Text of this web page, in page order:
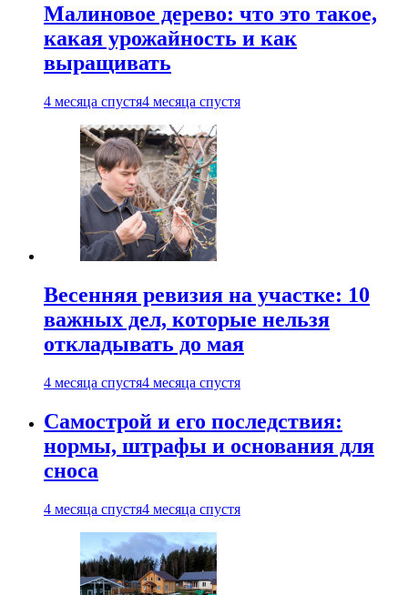
Малиновое дерево: что это такое,
какая урожайность и как
выращивать
4 месяца спустя4 месяца спустя
Весенняя ревизия на участке: 10
важных дел, которые нельзя
откладывать до мая
4 месяца спустя4 месяца спустя
Самострой и его последствия:
нормы, штрафы и основания для
сноса
4 месяца спустя4 месяца спустя